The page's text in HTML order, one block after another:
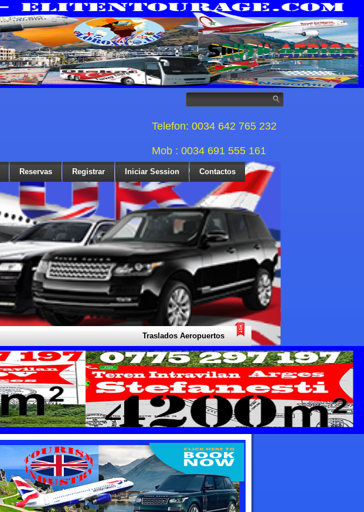
Telefon: 0034 642 765 232
Mob : 0034 691 555 161
Traslados Aeropuertos Taxi - Su experto local para todo tipo de
Reservas Registrar Iniciar Session Contactos